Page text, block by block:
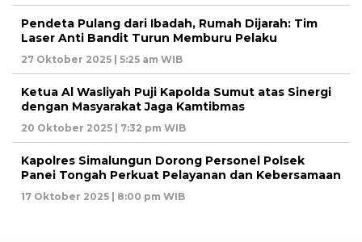
Pendeta Pulang dari Ibadah, Rumah Dijarah: Tim
Laser Anti Bandit Turun Memburu Pelaku
27 Oktober 2025 | 5:25 am WIB
Ketua Al Wasliyah Puji Kapolda Sumut atas Sinergi
dengan Masyarakat Jaga Kamtibmas
20 Oktober 2025 | 7:32 pm WIB
Kapolres Simalungun Dorong Personel Polsek
Panei Tongah Perkuat Pelayanan dan Kebersamaan
17 Oktober 2025 | 8:00 pm WIB